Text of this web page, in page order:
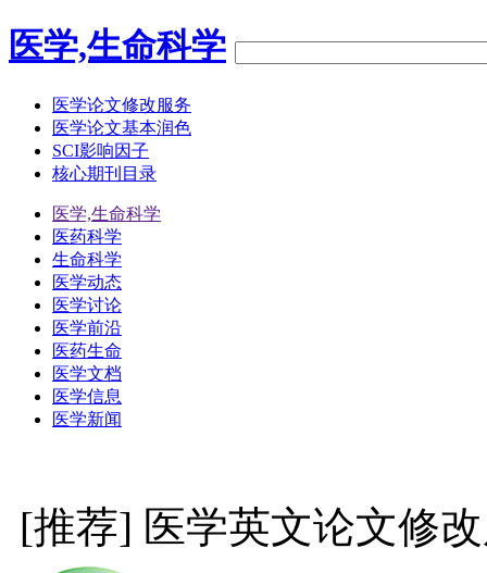
医学,生命科学
医学论文修改服务
医学论文基本润色
SCI影响因子
核心期刊目录
医学,生命科学
医药科学
生命科学
医学动态
医学讨论
医学前沿
医药生命
医学文档
医学信息
医学新闻
[推荐] 医学英文论文修